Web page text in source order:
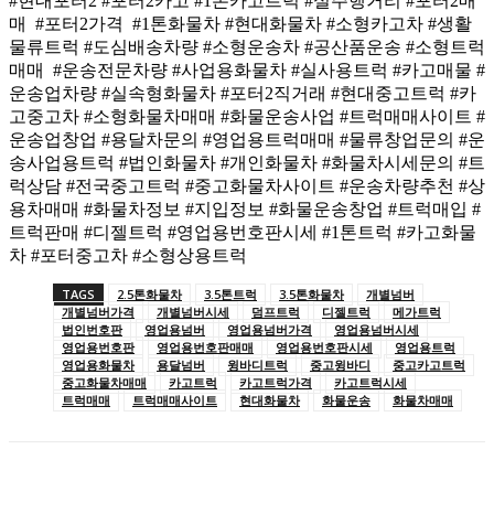
매 #포터2가격 #1톤화물차 #현대화물차 #소형카고차 #생활
물류트럭 #도심배송차량 #소형운송차 #공산품운송 #소형트럭
매매 #운송전문차량 #사업용화물차 #실사용트럭 #카고매물 #
운송업차량 #실속형화물차 #포터2직거래 #현대중고트럭 #카
고중고차 #소형화물차매매 #화물운송사업 #트럭매매사이트 #
운송업창업 #용달차문의 #영업용트럭매매 #물류창업문의 #운
송사업용트럭 #법인화물차 #개인화물차 #화물차시세문의 #트
럭상담 #전국중고트럭 #중고화물차사이트 #운송차량추천 #상
용차매매 #화물차정보 #지입정보 #화물운송창업 #트럭매입 #
트럭판매 #디젤트럭 #영업용번호판시세 #1톤트럭 #카고화물
차 #포터중고차 #소형상용트럭
TAGS 2.5톤화물차 3.5톤트럭 3.5톤화물차
개별넘버
개별넘버가격
개별넘버시세 덤프트럭 디젤트럭
메가트럭
법인번호판
영업용넘버 영업용넘버가격
영업용넘버시세
영업용번호판
영업용번호판매매 영업용번호판시세
영업용트럭
영업용화물차
용달넘버 윙바디트럭 중고윙바디
중고카고트럭
중고화물차매매
카고트럭 카고트럭가격
카고트럭시세
트럭매매
트럭매매사이트 현대화물차 화물운송 화물차매매